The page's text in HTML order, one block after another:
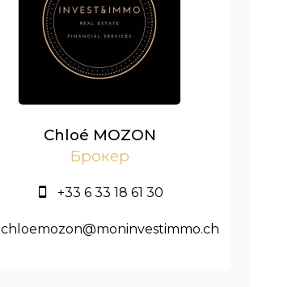
Chloé MOZON
Брокер
+33 6 33 18 61 30
chloemozon@moninvestimmo.ch